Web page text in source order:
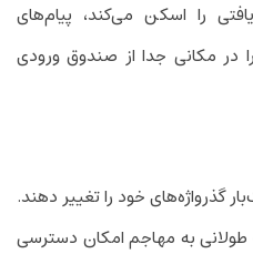
را اسکن می‌کند، پیام‌های
در مکانی جدا از صندوق ورودی
هر ۳۰ تا ۴۵ روز یک‌بار گذرواژه‌های خود را تغییر دهند.
طولانی به مهاجم امکان دسترسی